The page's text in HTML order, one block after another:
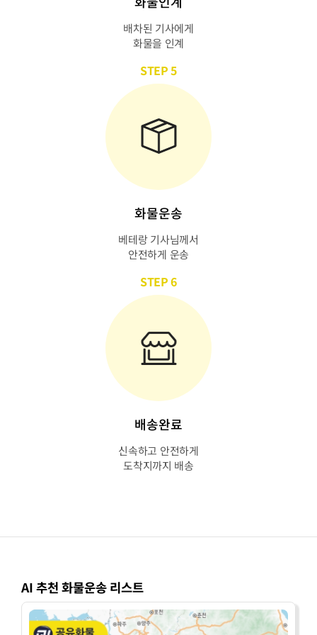
배차된 기사에게
화물을 인계
STEP 5
화물운송
베테랑 기사님께서
안전하게 운송
STEP 6
배송완료
신속하고 안전하게
도착지까지 배송
AI 추천 화물운송 리스트